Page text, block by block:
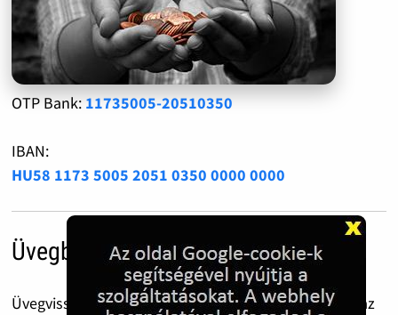
OTP Bank: 11735005-20510350
IBAN:
HU58 1173 5005 2051 0350 0000 0000
Üvegbetét díj
Üvegvisszaváltás előtt ezt a QR kódot csippantsd le az